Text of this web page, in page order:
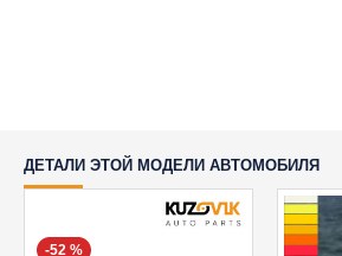
ДЕТАЛИ ЭТОЙ МОДЕЛИ АВТОМОБИЛЯ
-52 %